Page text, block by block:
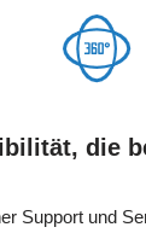
die
Support und